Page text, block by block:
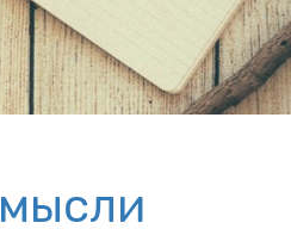
мысли